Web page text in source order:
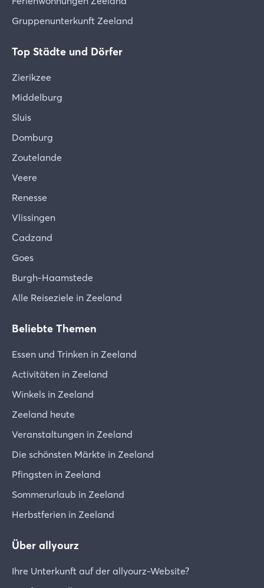
Gruppenunterkunft Zeeland
Top Städte und Dörfer
Zierikzee
Middelburg
Sluis
Domburg
Zoutelande
Veere
Renesse
Vlissingen
Cadzand
Goes
Burgh-Haamstede
Alle Reiseziele in Zeeland
Beliebte Themen
Essen und Trinken in Zeeland
Activitäten in Zeeland
Winkels in Zeeland
Zeeland heute
Veranstaltungen in Zeeland
Die schönsten Märkte in Zeeland
Pfingsten in Zeeland
Sommerurlaub in Zeeland
Herbstferien in Zeeland
Über allyourz
Ihre Unterkunft auf der allyourz-Website?